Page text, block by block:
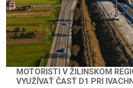
MOTORISTI V ŽILINSKOM
VYUŽÍVAŤ ČASŤ D1 PRI